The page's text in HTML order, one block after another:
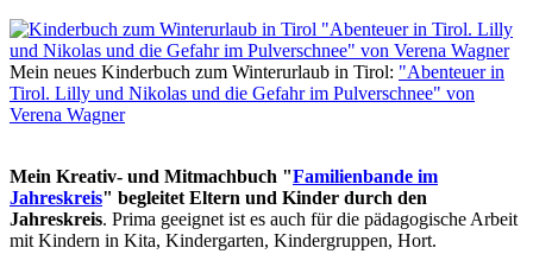
Mein neues Kinderbuch zum Winterurlaub in Tirol: "Abenteuer in
Tirol. Lilly und Nikolas und die Gefahr im Pulverschnee" von
Verena Wagner
Mein Kreativ- und Mitmachbuch "Familienbande im
Jahreskreis" begleitet Eltern und Kinder durch den
Jahreskreis. Prima geeignet ist es auch für die pädagogische Arbeit
mit Kindern in Kita, Kindergarten, Kindergruppen, Hort.